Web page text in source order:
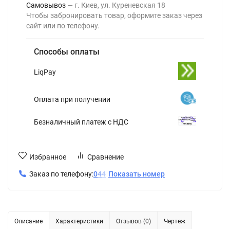
Самовывоз
г. Киев, ул. Куреневская 18
Чтобы забронировать товар, оформите заказ через
сайт или по телефону.
Способы оплаты
LiqPay
Оплата при получении
Безналичный платеж с НДС
Избранное Сравнение
Заказ по телефону:044 Показать номер
Описание Характеристики Отзывов (0) Чертеж